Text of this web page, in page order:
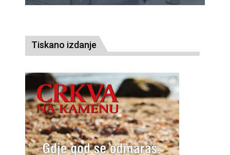
Tiskano izdanje